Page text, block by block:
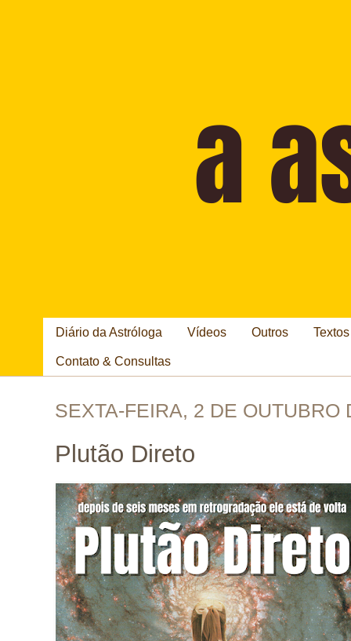
Diário da Astróloga Vídeos Outros
Contato & Consultas
SEXTA-FEIRA, 2 DE OUTUBRO
Plutão Direto